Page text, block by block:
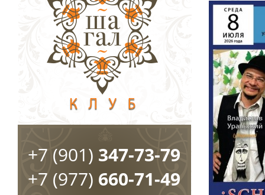
+7 (901) 347-73-79
+7 (977) 660-71-49